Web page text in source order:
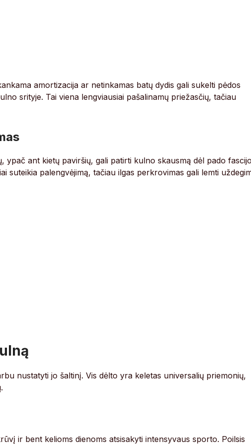
amortizacija ar netinkamas batų dydis gali sukelti pėdos
srityje. Tai viena lengviausiai pašalinamų priežasčių, tačiau
ypač ant kietų paviršių, gali patirti kulno skausmą dėl pado
suteikia palengvėjimą, tačiau ilgas perkrovimas gali lemti
nustatyti jo šaltinį. Vis dėlto yra keletas universalių priemonių,
ir bent kelioms dienoms atsisakyti intensyvaus sporto. Poilsis